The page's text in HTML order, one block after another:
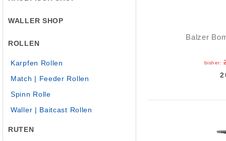
WALLER SHOP
ROLLEN
Karpfen Rollen
Match | Feeder Rollen
Spinn Rolle
Waller | Baitcast Rollen
RUTEN
Balzer
bisher: